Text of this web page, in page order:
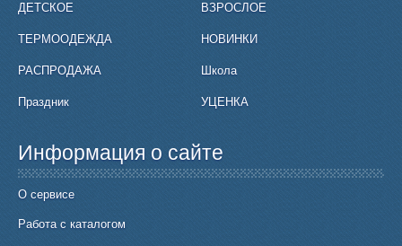
ДЕТСКОЕ ВЗРОСЛОЕ
ТЕРМООДЕЖДА НОВИНКИ
РАСПРОДАЖА Школа
Праздник УЦЕНКА
Информация о сайте
О сервисе
Работа с каталогом